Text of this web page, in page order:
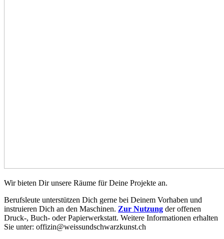
Wir bieten Dir unsere Räume für Deine Projekte an.
Berufsleute unterstützen Dich gerne bei Deinem Vorhaben und
instruieren Dich an den Maschinen. Zur Nutzung der offenen
Druck-, Buch- oder Papierwerkstatt. Weitere Informationen erhalten
Sie unter: offizin@weissundschwarzkunst.ch